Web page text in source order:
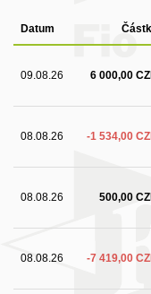
Datum
09.08.26 6 000,00
08.08.26 -1 534,00
08.08.26 500,00
08.08.26 -7 419,00